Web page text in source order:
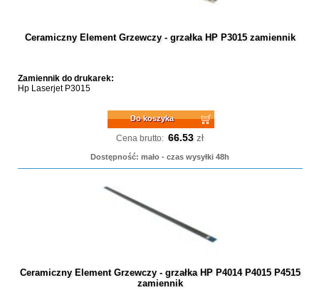
Ceramiczny Element Grzewczy - grzałka HP P3015 zamiennik
Zamiennik do drukarek:
Hp Laserjet P3015
Do koszyka
Cena brutto: 66.53 zł
Dostępność: mało - czas wysyłki 48h
Ceramiczny Element Grzewczy - grzałka HP P4014 P4015 P4515
zamiennik